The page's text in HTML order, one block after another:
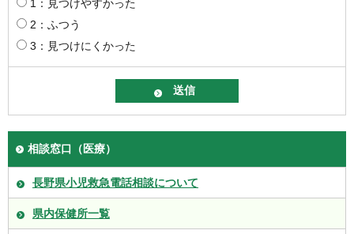
1：見つけやすかった
2：ふつう
3：見つけにくかった
相談窓口（医療）
長野県小児救急電話相談について
県内保健所一覧